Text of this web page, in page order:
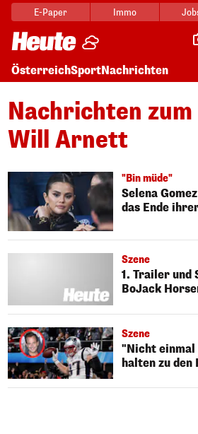
E-Paper Immo
ÖsterreichSportNachrichten
Nachrichten zum
Will Arnett
"Bin müde"
Selena
das Ende
Szene
1. Trailer
BoJack
Szene
"Nicht
halten zu